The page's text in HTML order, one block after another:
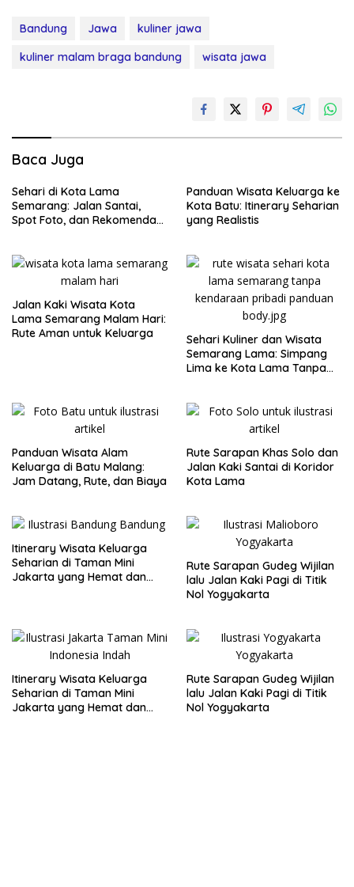
Bandung Jawa
kuliner jawa
kuliner malam braga bandung
wisata jawa
Baca Juga
Sehari di Kota Lama
Semarang: Jalan Santai,
Spot Foto, dan Rekomendasi
Panduan Wisata Keluarga ke
Kota Batu: Itinerary Seharian
yang Realistis
Jalan Kaki Wisata Kota
Lama Semarang Malam Hari:
Rute Aman untuk Keluarga
Sehari Kuliner dan Wisata
Semarang Lama: Simpang
Lima ke Kota Lama Tanpa
Panduan Wisata Alam
Keluarga di Batu Malang:
Jam Datang, Rute, dan Biaya
Rute Sarapan Khas Solo dan
Jalan Kaki Santai di Koridor
Kota Lama
Itinerary Wisata Keluarga
Seharian di Taman Mini
Jakarta yang Hemat dan
Rute Sarapan Gudeg Wijilan
lalu Jalan Kaki Pagi di Titik
Nol Yogyakarta
Itinerary Wisata Keluarga
Seharian di Taman Mini
Jakarta yang Hemat dan
Rute Sarapan Gudeg Wijilan
lalu Jalan Kaki Pagi di Titik
Nol Yogyakarta